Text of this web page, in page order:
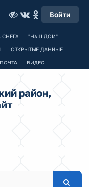
Войти
СНЕГА "НАШ ДОМ"
ОТКРЫТЫЕ ДАННЫЕ
ПОЧТА ВИДЕО
район,